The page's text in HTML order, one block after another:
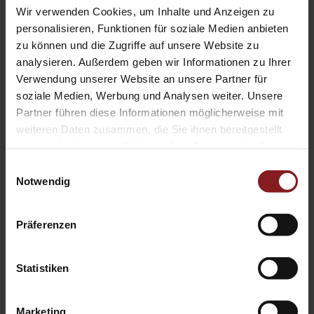
Wir verwenden Cookies, um Inhalte und Anzeigen zu
personalisieren, Funktionen für soziale Medien anbieten
zu können und die Zugriffe auf unsere Website zu
analysieren. Außerdem geben wir Informationen zu Ihrer
Verwendung unserer Website an unsere Partner für
soziale Medien, Werbung und Analysen weiter. Unsere
Partner führen diese Informationen möglicherweise mit
weiteren Daten zusammen, die Sie ihnen bereitgestellt
Notwendig
Präferenzen
Statistiken
Marketing
„Genozid als Heldenepos?“ leistet einen wichtigen Beitrag
zur Sensibilisierung für die historischen und aktuellen
Implikationen von Völkermord. Es regt zur Reflexion über
die Verantwortung gegenüber indigenen Völkern an und
trägt dazu bei, ein tieferes Verständnis für die Komplexität
des Themas zu entwickeln.
und imNomosShop
erhältlich. Darüber hinaus ist es in
erinnert uns daran, wie wichtig es ist, indigene Kulturen
und ihre Geschichte anzuerkennen und zu würdigen. Es ist
ein Tag des Gedenkens und der Solidarität, der dazu